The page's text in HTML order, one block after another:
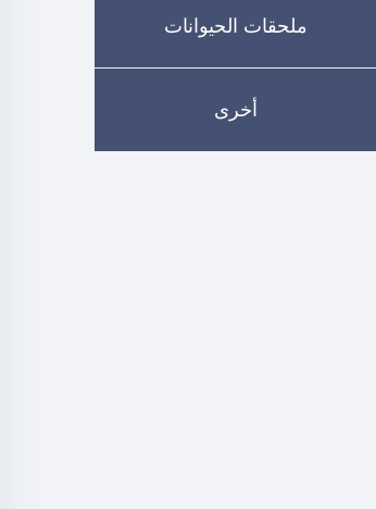
ملحقات الحيوانات
أخرى